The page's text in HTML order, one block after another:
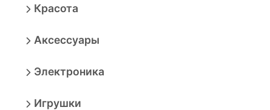
Красота
Аксессуары
Электроника
Игрушки